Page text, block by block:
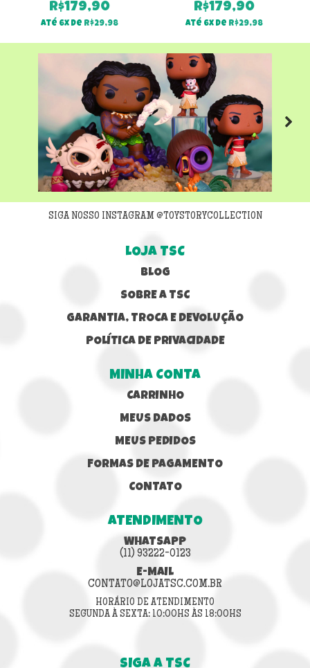
R$179,90
Até 6x de R$29,98
R$179,90
Até 6x de R$29,98
Next
SIGA NOSSO INSTAGRAM @TOYSTORYCOLLECTION
LOJA TSC
BLOG
SOBRE A TSC
GARANTIA, TROCA E DEVOLUÇÃO
POLÍTICA DE PRIVACIDADE
MINHA CONTA
CARRINHO
MEUS DADOS
MEUS PEDIDOS
FORMAS DE PAGAMENTO
CONTATO
ATENDIMENTO
WHATSAPP
(11) 93222-0123
E-MAIL
CONTATO@LOJATSC.COM.BR
HORÁRIO DE ATENDIMENTO
SEGUNDA À SEXTA: 10:00HS ÀS 18:00HS
SIGA A TSC